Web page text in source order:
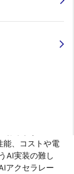
ロボット、ド
能、コストや電
AI実装の難し
アクセラレー